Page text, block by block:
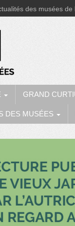
des musées de
GRAND
DES MUSÉES